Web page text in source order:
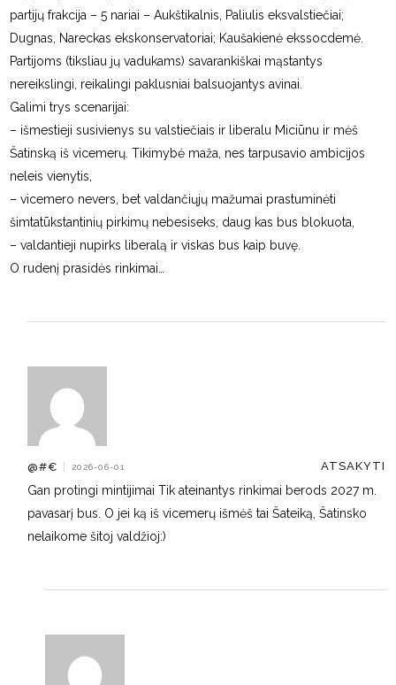
partijų frakcija – 5 nariai – Aukštikalnis, Paliulis eksvalstiečiai;
Dugnas, Nareckas ekskonservatoriai; Kaušakienė ekssocdemė.
Partijoms (tiksliau jų vadukams) savarankiškai mąstantys
nereikslingi, reikalingi paklusniai balsuojantys avinai.
Galimi trys scenarijai:
– išmestieji susivienys su valstiečiais ir liberalu Miciūnu ir mėš
Šatinską iš vicemerų. Tikimybė maža, nes tarpusavio ambicijos
neleis vienytis,
– vicemero nevers, bet valdančiųjų mažumai prastuminėti
šimtatūkstantinių pirkimų nebesiseks, daug kas bus blokuota,
– valdantieji nupirks liberalą ir viskas bus kaip buvę.
O rudenį prasidės rinkimai…
@#€ | 2026-06-01 ATSAKYTI
Gan protingi mintijimai Tik ateinantys rinkimai berods 2027 m.
pavasarį bus. O jei ką iš vicemerų išmėš tai Šateiką, Šatinsko
nelaikome šitoj valdžioj:)